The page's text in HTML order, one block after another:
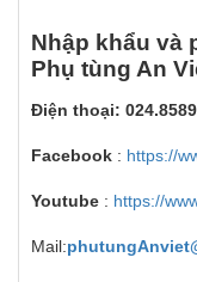
Nhập khẩu và
Phụ tùng An
Điện thoại:
Facebook : https://
Youtube : https://
Mail: